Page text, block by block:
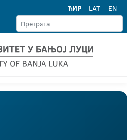
ЋИР LAT EN